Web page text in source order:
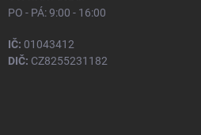
PO - PÁ: 9:00 - 16:00
IČ: 01043412
DIČ: CZ8255231182